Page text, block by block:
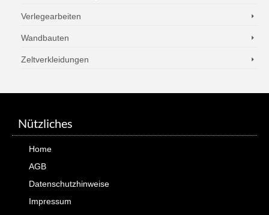
Verlegearbeiten
Wandbauten
Zeltverkleidungen
Nützliches
Home
AGB
Datenschutzhinweise
Impressum